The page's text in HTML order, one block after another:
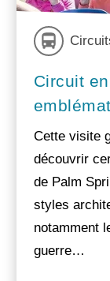
Circuit
Cette visite
découvrir
de Palm
styles
notamment
guerre…